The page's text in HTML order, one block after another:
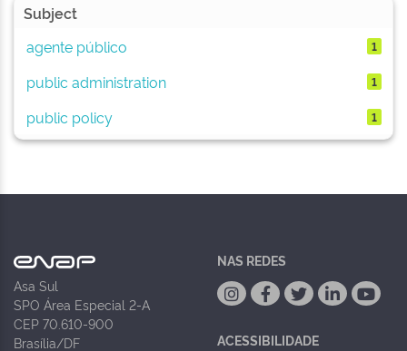
Subject
agente público
1
public administration 1
public policy 1
Asa Sul
SPO Área Especial 2-A
CEP 70.610-900
Brasília/DF
NAS REDES
ACESSIBILIDADE